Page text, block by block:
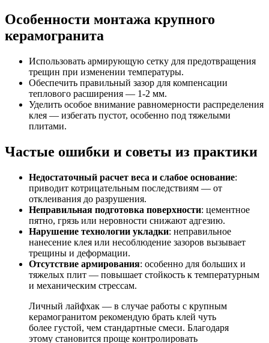
Особенности монтажа крупного
керамогранита
Использовать армирующую сетку для предотвращения
трещин при изменении температуры.
Обеспечить правильный зазор для компенсации
теплового расширения — 1-2 мм.
Уделить особое внимание равномерности распределения
клея — избегать пустот, особенно под тяжелыми
плитами.
Частые ошибки и советы из практики
Недостаточный расчет веса и слабое основание:
приводит котрицательным последствиям — от
отклеивания до разрушения.
Неправильная подготовка поверхности: цементное
пятно, грязь или неровности снижают адгезию.
Нарушение технологии укладки: неправильное
нанесение клея или несоблюдение зазоров вызывает
трещины и деформации.
Отсутствие армирования: особенно для больших и
тяжелых плит — повышает стойкость к температурным
и механическим стрессам.
Личный лайфхак — в случае работы с крупным
керамогранитом рекомендую брать клей чуть
более густой, чем стандартные смеси. Благодаря
этому становится проще контролировать